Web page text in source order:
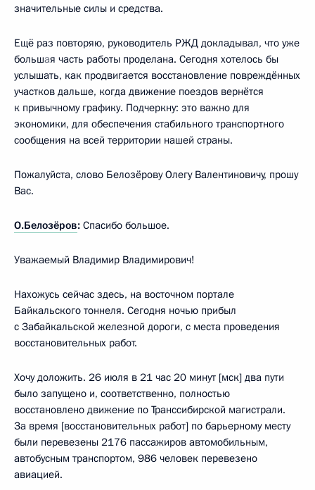
значительные силы и средства.
Ещё раз повторяю, руководитель РЖД докладывал, что уже
большая часть работы проделана. Сегодня хотелось бы
услышать, как продвигается восстановление повреждённых
участков дальше, когда движение поездов вернётся
к привычному графику. Подчеркну: это важно для
экономики, для обеспечения стабильного транспортного
сообщения на всей территории нашей страны.
Пожалуйста, слово Белозёрову Олегу Валентиновичу, прошу
Вас.
О.Белозёров: Спасибо большое.
Уважаемый Владимир Владимирович!
Нахожусь сейчас здесь, на восточном портале
Байкальского тоннеля. Сегодня ночью прибыл
с Забайкальской железной дороги, с места проведения
восстановительных работ.
Хочу доложить. 26 июля в 21 час 20 минут [мск] два пути
было запущено и, соответственно, полностью
восстановлено движение по Транссибирской магистрали.
За время [восстановительных работ] по барьерному месту
были перевезены 2176 пассажиров автомобильным,
автобусным транспортом, 986 человек перевезено
авиацией.